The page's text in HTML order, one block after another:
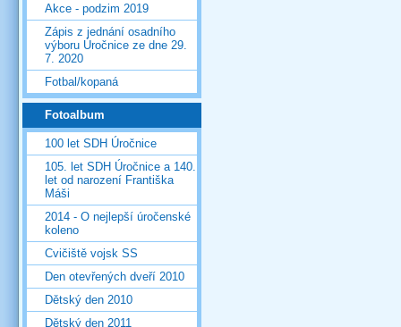
Akce - podzim 2019
Zápis z jednání osadního
výboru Úročnice ze dne 29.
7. 2020
Fotbal/kopaná
Fotoalbum
100 let SDH Úročnice
105. let SDH Úročnice a 140.
let od narození Františka
Máši
2014 - O nejlepší úročenské
koleno
Cvičiště vojsk SS
Den otevřených dveří 2010
Dětský den 2010
Dětský den 2011